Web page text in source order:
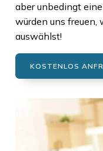
aber unbedingt
würden uns freuen,
auswählst!
KOSTENLOS